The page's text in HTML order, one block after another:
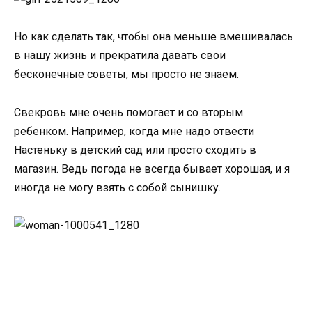
Но как сделать так, чтобы она меньше вмешивалась
в нашу жизнь и прекратила давать свои
бесконечные советы, мы просто не знаем.
Свекровь мне очень помогает и со вторым
ребенком. Например, когда мне надо отвести
Настеньку в детский сад или просто сходить в
магазин. Ведь погода не всегда бывает хорошая, и я
иногда не могу взять с собой сынишку.